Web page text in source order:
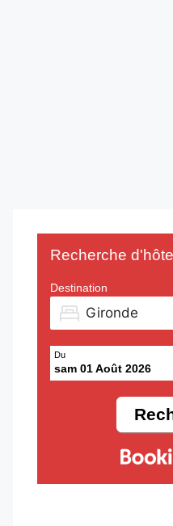
Recherche
Destination
Du
sam 01 Août 2026